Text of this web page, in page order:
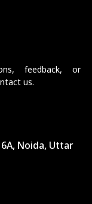
feedback, or
us.
Noida, Uttar